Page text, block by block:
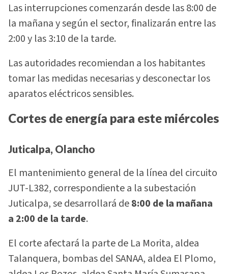
Las interrupciones comenzarán desde las 8:00 de
la mañana y según el sector, finalizarán entre las
2:00 y las 3:10 de la tarde.
Las autoridades recomiendan a los habitantes
tomar las medidas necesarias y desconectar los
aparatos eléctricos sensibles.
Cortes de energía para este miércoles
Juticalpa, Olancho
El mantenimiento general de la línea del circuito
JUT-L382, correspondiente a la subestación
Juticalpa, se desarrollará de8:00 de la mañana
a 2:00 de la tarde.
El corte afectará la parte de La Morita, aldea
Talanquera, bombas del SANAA, aldea El Plomo,